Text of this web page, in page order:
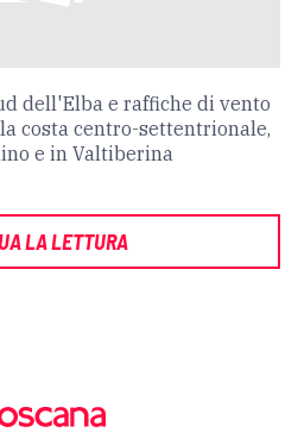
dell'Elba e raffiche di vento
costa centro-settentrionale,
e in Valtiberina
LA LETTURA